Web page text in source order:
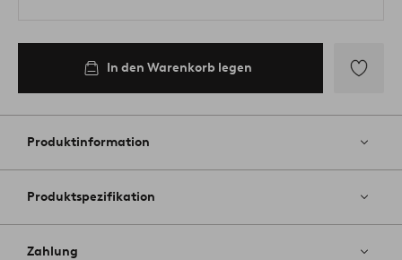
In den Warenkorb legen
Favoriten
Produktinformation
Produktspezifikation
Zahlung